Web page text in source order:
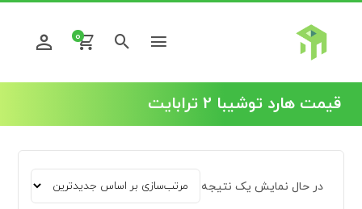
0
قیمت هارد توشیبا 2 ترابایت
در حال نمایش یک نتیجه